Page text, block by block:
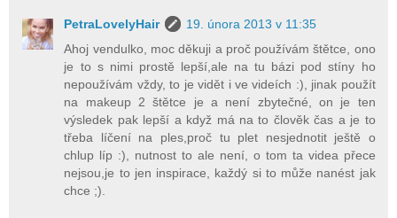
PetraLovelyHair
19. února 2013 v 11:35
Ahoj vendulko, moc děkuji a proč používám štětce, ono
je to s nimi prostě lepší,ale na tu bázi pod stíny ho
nepoužívám vždy, to je vidět i ve videích :), jinak použít
na makeup 2 štětce je a není zbytečné, on je ten
výsledek pak lepší a když má na to člověk čas a je to
třeba líčení na ples,proč tu plet nesjednotit ještě o
chlup líp :), nutnost to ale není, o tom ta videa přece
nejsou,je to jen inspirace, každý si to může nanést jak
chce ;).